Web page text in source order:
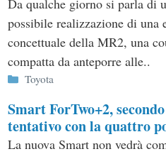
Da qualche giorno si parla di
possibile realizzazione di una
concettuale della MR2, una
compatta da anteporre alle..
Categorie
Toyota
Smart ForTwo+2, secondo
tentativo con la quattro
La nuova Smart non vedrà